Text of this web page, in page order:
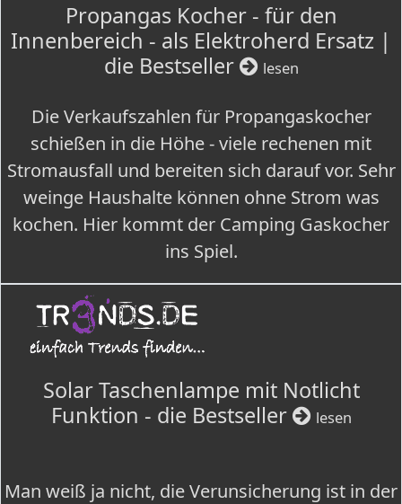
Propangas Kocher - für den
Innenbereich - als Elektroherd Ersatz |
die Bestseller
lesen
Die Verkaufszahlen für Propangaskocher
schießen in die Höhe - viele rechenen mit
Stromausfall und bereiten sich darauf vor. Sehr
weinge Haushalte können ohne Strom was
kochen. Hier kommt der Camping Gaskocher
ins Spiel.
Solar Taschenlampe mit Notlicht
Funktion - die Bestseller
lesen
Man weiß ja nicht, die Verunsicherung ist in der